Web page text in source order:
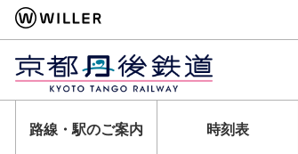
路線・駅のご案内 時刻表